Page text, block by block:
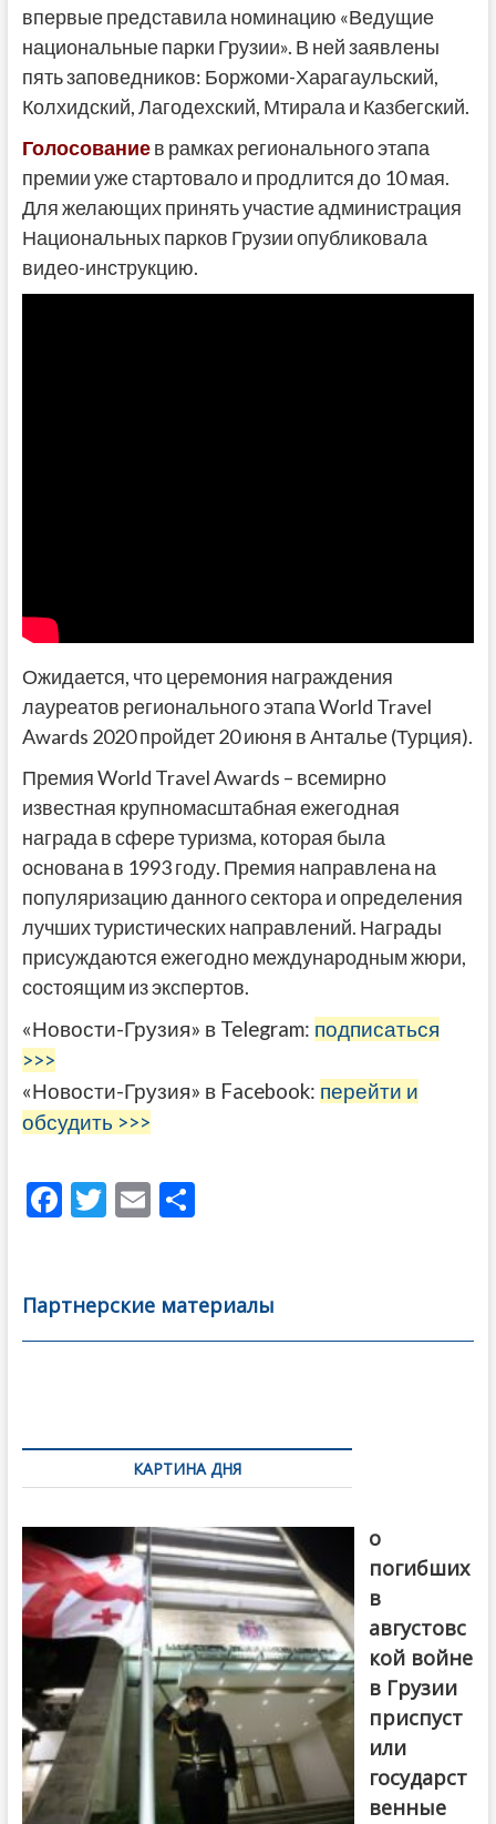
впервые представила номинацию «Ведущие
национальные парки Грузии». В ней заявлены
пять заповедников: Боржоми-Харагаульский,
Колхидский, Лагодехский, Мтирала и Казбегский.
Голосованиев рамках регионального этапа
премии уже стартовало и продлится до 10 мая.
Для желающих принять участие администрация
Национальных парков Грузии опубликовала
видео-инструкцию.
Ожидается, что церемония награждения
лауреатов регионального этапа World Travel
Awards 2020 пройдет 20 июня в Анталье (Турция).
Премия World Travel Awards – всемирно
известная крупномасштабная ежегодная
награда в сфере туризма, которая была
основана в 1993 году. Премия направлена на
популяризацию данного сектора и определения
лучших туристических направлений. Награды
присуждаются ежегодно международным жюри,
состоящим из экспертов.
«Новости-Грузия» в Telegram: подписаться
>>>
«Новости-Грузия» в Facebook: перейти и
обсудить >>>
F
b
o
T
er
E
l
О
а
в
Партнерские материалы
по
записямКАРТИНА ДНЯ
о
погибших
в
августовс
кой войне
в Грузии
приспуст
или
государст
венные